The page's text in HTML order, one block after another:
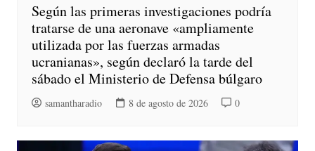
Según las primeras investigaciones podría
tratarse de una aeronave «ampliamente
utilizada por las fuerzas armadas
ucranianas», según declaró la tarde del
sábado el Ministerio de Defensa búlgaro
samantharadio 8 de agosto de 2026 0